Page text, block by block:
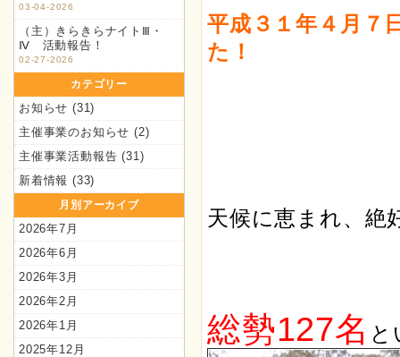
03-04-2026
（主）きらきらナイトⅢ・
Ⅳ 活動報告！
02-27-2026
カテゴリー
お知らせ (31)
主催事業のお知らせ (2)
主催事業活動報告 (31)
新着情報 (33)
月別アーカイブ
2026年7月
2026年6月
2026年3月
2026年2月
2026年1月
2025年12月
平成３１年４月７
た！
天候に恵まれ、絶
総勢127名